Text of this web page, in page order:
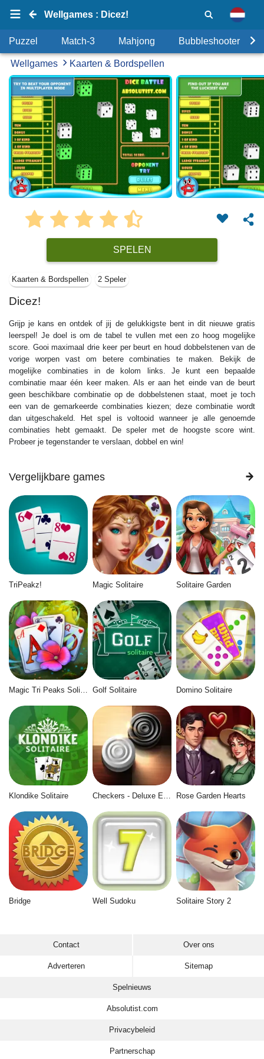
Wellgames : Dicez!
Puzzel Match-3 Mahjong Bubbleshooter
Wellgames Kaarten & Bordspellen
SPELEN
Kaarten & Bordspellen 2 Speler
Dicez!
Grijp je kans en ontdek of jij de gelukkigste bent in dit nieuwe gratis
leerspel! Je doel is om de tabel te vullen met een zo hoog mogelijke
score. Gooi maximaal drie keer per beurt en houd dobbelstenen van de
vorige worpen vast om betere combinaties te maken. Bekijk de
mogelijke combinaties in de kolom links. Je kunt een bepaalde
combinatie maar één keer maken. Als er aan het einde van de beurt
geen beschikbare combinatie op de dobbelstenen staat, moet je toch
een van de gemarkeerde combinaties kiezen; deze combinatie wordt
dan uitgeschakeld. Het spel is voltooid wanneer je alle genoemde
combinaties hebt gemaakt. De speler met de hoogste score wint.
Probeer je tegenstander te verslaan, dobbel en win!
Vergelijkbare games
TriPeakz! Magic Solitaire Solitaire Garden
Magic Tri Peaks Solitaire Golf Solitaire Domino Solitaire
Klondike Solitaire Rose Garden Hearts
Bridge Well Sudoku Solitaire Story 2
Contact Over ons
Adverteren Sitemap
Spelnieuws
Absolutist.com
Privacybeleid
Partnerschap